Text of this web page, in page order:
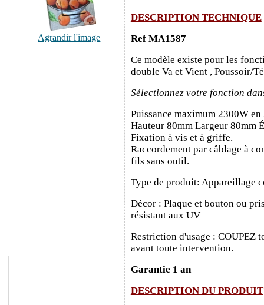
Agrandir l'image
DESCRIPTION TECHNIQUE
Ref MA1587
Ce modèle existe pour les
double Va et Vient , Poussoir/
Sélectionnez votre fonction
Puissance maximum 2300W
Hauteur 80mm Largeur 80mm
Fixation à vis et à griffe.
Raccordement par câblage à
fils sans outil.
Type de produit: Appareillage
Décor : Plaque et bouton ou
résistant aux UV
Restriction d'usage : COUPEZ
avant toute intervention.
Garantie 1 an
DESCRIPTION DU PRODUIT